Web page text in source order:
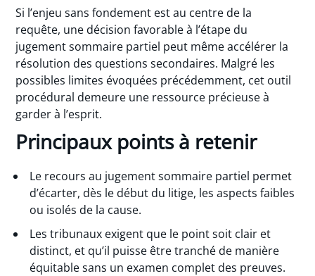
Si l’enjeu sans fondement est au centre de la
requête, une décision favorable à l’étape du
jugement sommaire partiel peut même accélérer la
résolution des questions secondaires. Malgré les
possibles limites évoquées précédemment, cet outil
procédural demeure une ressource précieuse à
garder à l’esprit.
Principaux points à retenir
Le recours au jugement sommaire partiel permet
d’écarter, dès le début du litige, les aspects faibles
ou isolés de la cause.
Les tribunaux exigent que le point soit clair et
distinct, et qu’il puisse être tranché de manière
équitable sans un examen complet des preuves.